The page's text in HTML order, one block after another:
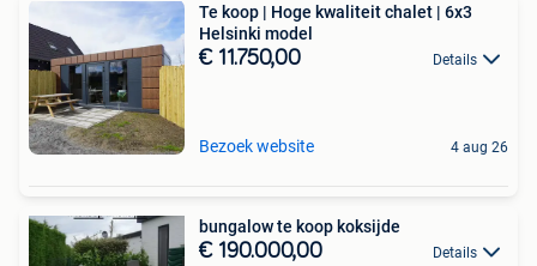
Te koop | Hoge kwaliteit chalet | 6x3
Helsinki model
€ 11.750,00 Details
Bezoek website 4 aug 26
bungalow te koop koksijde
€ 190.000,00 Details